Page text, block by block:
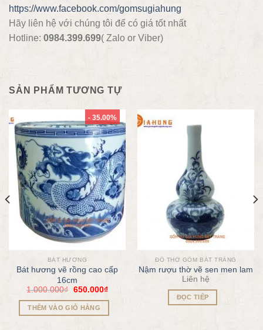
https://www.facebook.com/gomsugiahung
Hãy liên hệ với chúng tôi để có giá tốt nhất
Hotline: 0984.399.699( Zalo or Viber)
SẢN PHẨM TƯƠNG TỰ
- 35.00%
BÁT HƯƠNG
Bát hương vẽ rồng cao cấp
16cm
1.000.000₫ 650.000₫
THÊM VÀO GIỎ HÀNG
ĐỒ THỜ GỐM BÁT TRÀNG
Nậm rượu thờ vẽ sen men lam
Liên hệ
ĐỌC TIẾP